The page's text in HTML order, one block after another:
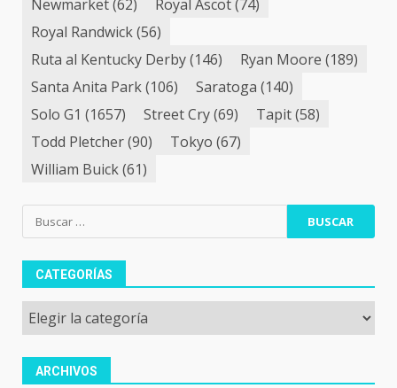
Newmarket(62) Royal Ascot(74)
Royal Randwick(56)
Ruta al Kentucky Derby(146) Ryan Moore (189)
Santa Anita Park(106) Saratoga (140)
Solo G1 (1657) Street Cry(69) Tapit(58)
Todd Pletcher(90) Tokyo (67)
William Buick(61)
Buscar:
CATEGORÍAS
Categorías
ARCHIVOS